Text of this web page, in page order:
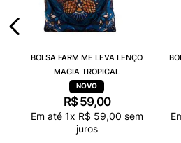
BOLSA FARM ME LEVA LENÇO
MAGIA TROPICAL
R$ 59,00
Em até 1x R$ 59,00 sem
juros